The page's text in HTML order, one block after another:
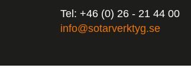
Tel: +46 (0) 26 - 21 44 00
info@sotarverktyg.se